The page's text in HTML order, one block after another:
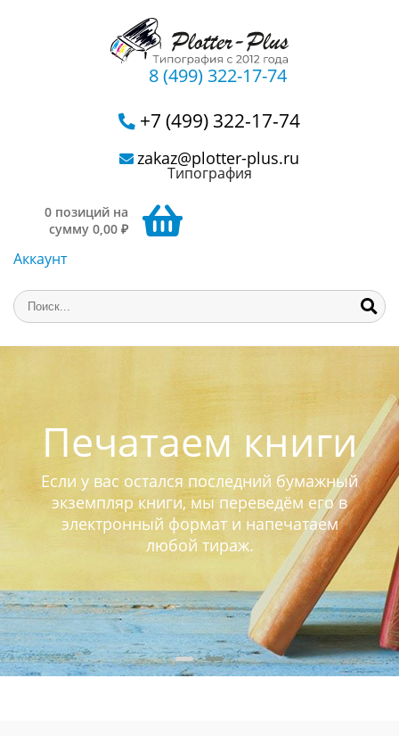
8 (499) 322-17-74
+7 (499) 322-17-74
zakaz@plotter-plus.ru
Типография
0 позиций на
сумму 0,00 ₽
Аккаунт
Печатаем книги
Если у вас остался последний бумажный
экземпляр книги, мы переведём его в
электронный формат и напечатаем
любой тираж.